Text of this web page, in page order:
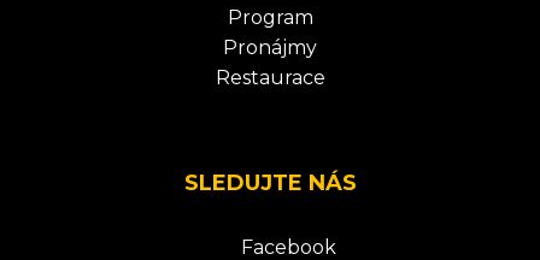
Program
Pronájmy
Restaurace
SLEDUJTE NÁS
Facebook